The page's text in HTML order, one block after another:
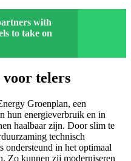
with
to take on
voor telers
Groenplan, een
hun energieverbruik en in
haalbaar zijn. Door slim te
technisch
ondersteund in het optimaal
Zo kunnen zij moderniseren